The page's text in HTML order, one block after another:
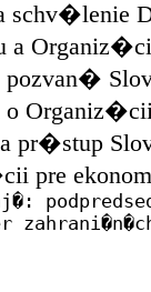
a
pozvan�
o
pr�stup
pre